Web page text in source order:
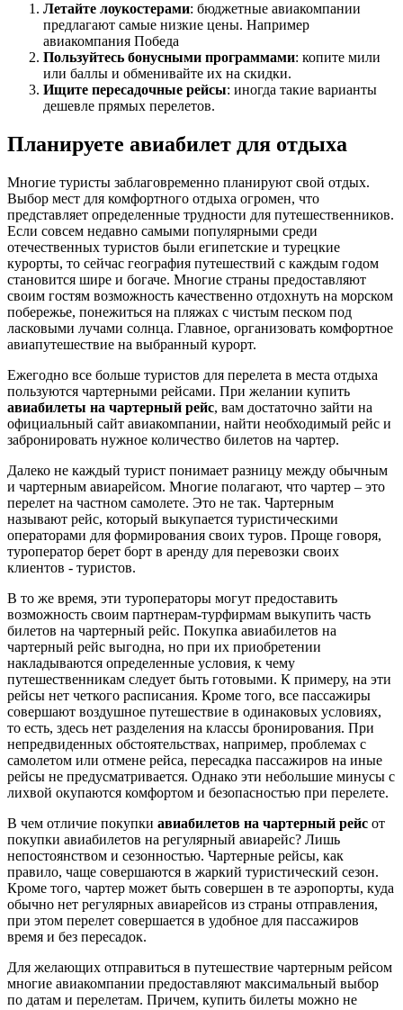
Летайте лоукостерами: бюджетные авиакомпании
предлагают самые низкие цены. Например
авиакомпания Победа
Пользуйтесь бонусными программами: копите мили
или баллы и обменивайте их на скидки.
Ищите пересадочные рейсы: иногда такие варианты
дешевле прямых перелетов.
Планируете авиабилет для отдыха
Многие туристы заблаговременно планируют свой отдых.
Выбор мест для комфортного отдыха огромен, что
представляет определенные трудности для путешественников.
Если совсем недавно самыми популярными среди
отечественных туристов были египетские и турецкие
курорты, то сейчас география путешествий с каждым годом
становится шире и богаче. Многие страны предоставляют
своим гостям возможность качественно отдохнуть на морском
побережье, понежиться на пляжах с чистым песком под
ласковыми лучами солнца. Главное, организовать комфортное
авиапутешествие на выбранный курорт.
Ежегодно все больше туристов для перелета в места отдыха
пользуются чартерными рейсами. При желании купить
авиабилеты на чартерный рейс, вам достаточно зайти на
официальный сайт авиакомпании, найти необходимый рейс и
забронировать нужное количество билетов на чартер.
Далеко не каждый турист понимает разницу между обычным
и чартерным авиарейсом. Многие полагают, что чартер – это
перелет на частном самолете. Это не так. Чартерным
называют рейс, который выкупается туристическими
операторами для формирования своих туров. Проще говоря,
туроператор берет борт в аренду для перевозки своих
клиентов - туристов.
В то же время, эти туроператоры могут предоставить
возможность своим партнерам-турфирмам выкупить часть
билетов на чартерный рейс. Покупка авиабилетов на
чартерный рейс выгодна, но при их приобретении
накладываются определенные условия, к чему
путешественникам следует быть готовыми. К примеру, на эти
рейсы нет четкого расписания. Кроме того, все пассажиры
совершают воздушное путешествие в одинаковых условиях,
то есть, здесь нет разделения на классы бронирования. При
непредвиденных обстоятельствах, например, проблемах с
самолетом или отмене рейса, пересадка пассажиров на иные
рейсы не предусматривается. Однако эти небольшие минусы с
лихвой окупаются комфортом и безопасностью при перелете.
В чем отличие покупки авиабилетов на чартерный рейс от
покупки авиабилетов на регулярный авиарейс? Лишь
непостоянством и сезонностью. Чартерные рейсы, как
правило, чаще совершаются в жаркий туристический сезон.
Кроме того, чартер может быть совершен в те аэропорты, куда
обычно нет регулярных авиарейсов из страны отправления,
при этом перелет совершается в удобное для пассажиров
время и без пересадок.
Для желающих отправиться в путешествие чартерным рейсом
многие авиакомпании предоставляют максимальный выбор
по датам и перелетам. Причем, купить билеты можно не